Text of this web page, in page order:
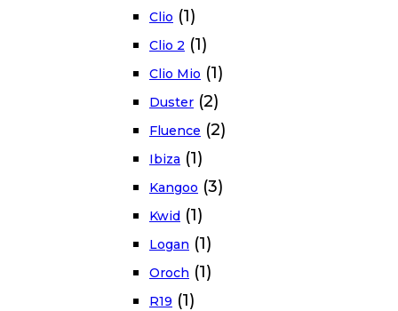
Clio (1)
Clio 2 (1)
Clio Mio (1)
Duster (2)
Fluence (2)
Ibiza (1)
Kangoo (3)
Kwid (1)
Logan (1)
Oroch (1)
R19 (1)